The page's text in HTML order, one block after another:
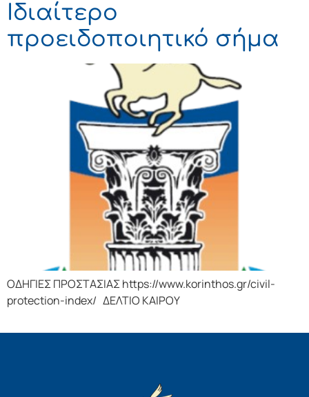
Ιδιαίτερο
προειδοποιητικό σήμα
ΟΔΗΓΙΕΣ ΠΡΟΣΤΑΣΙΑΣ https://www.korinthos.gr/civil-
protection-index/ ΔΕΛΤΙΟ ΚΑΙΡΟΥ